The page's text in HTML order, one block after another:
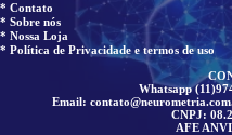
* Contato
* Sobre nós
* Nossa Loja
* Política de Privacidade e termos de uso
Whatsapp
Email:
CNPJ:
AFE